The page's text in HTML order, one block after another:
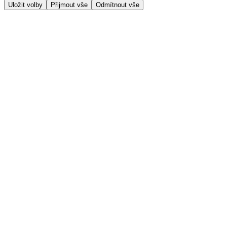
Uložit volby Přijmout vše Odmítnout vše